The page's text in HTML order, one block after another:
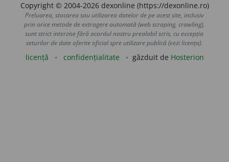
Copyright © 2004-2026 dexonline (https://dexonline.ro)
Preluarea, stocarea sau utilizarea datelor de pe acest site, inclusiv
prin orice metode de extragere automată (web scraping, crawling),
sunt strict interzise fără acordul nostru prealabil scris, cu excepția
seturilor de date oferite oficial spre utilizare publică (vezi licența).
licență confidențialitate găzduit de Hosterion